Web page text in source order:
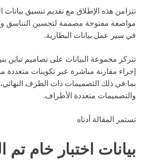
تتزامن هذه الإطلاق مع تقديم تنسيق بيانات
مواصفة مفتوحة مصممة لتحسين التناسق
في سير عمل بيانات البطارية.
تتركز مجموعة البيانات على تصاميم تباين
إجراء مقارنة مباشرة عبر تكوينات متعددة
بما في ذلك التصميمات ذات الطرف
والتصميمات متعددة الأطراف.
تستمر المقالة أدناه
بيانات اختبار خام